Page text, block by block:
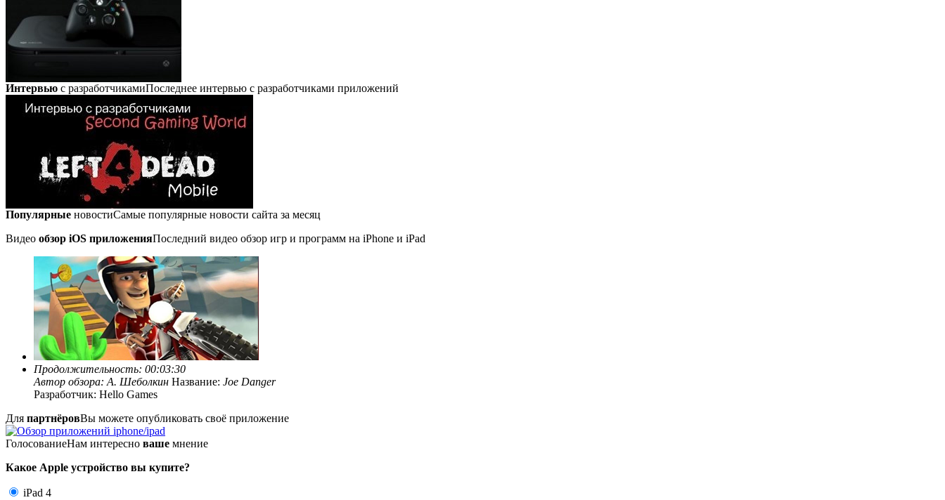
Интервью с разработчикамиПоследнее интервью с разработчиками приложений
Популярные новостиСамые популярные новости сайта за месяц
Видео обзор iOS приложенияПоследний видео обзор игр и программ на iPhone и iPad
Продолжительность: 00:03:30
Автор обзора: А. Шеболкин Название: Joe Danger
Разработчик: Hello Games
Для партнёровВы можете опубликовать своё приложение
ГолосованиеНам интересно ваше мнение
Какое Apple устройство вы купите?
iPad 4